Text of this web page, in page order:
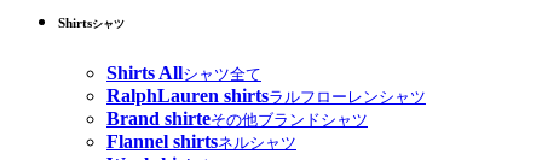
Shirtsシャツ
Shirts Allシャツ全て
RalphLauren shirtsラルフローレンシャツ
Brand shirteその他ブランドシャツ
Flannel shirtsネルシャツ